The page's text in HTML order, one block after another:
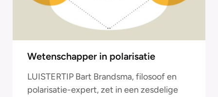
Wetenschapper in polarisatie
LUISTERTIP Bart Brandsma, filosoof en
polarisatie-expert, zet in een zesdelige